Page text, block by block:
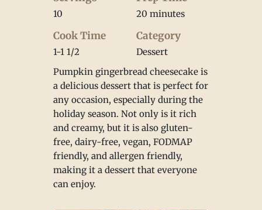
10 20 minutes
Cook Time
1-1 1/2
Category
Dessert
Pumpkin gingerbread cheesecake is
a delicious dessert that is perfect for
any occasion, especially during the
holiday season. Not only is it rich
and creamy, but it is also gluten-
free, dairy-free, vegan, FODMAP
friendly, and allergen friendly,
making it a dessert that everyone
can enjoy.